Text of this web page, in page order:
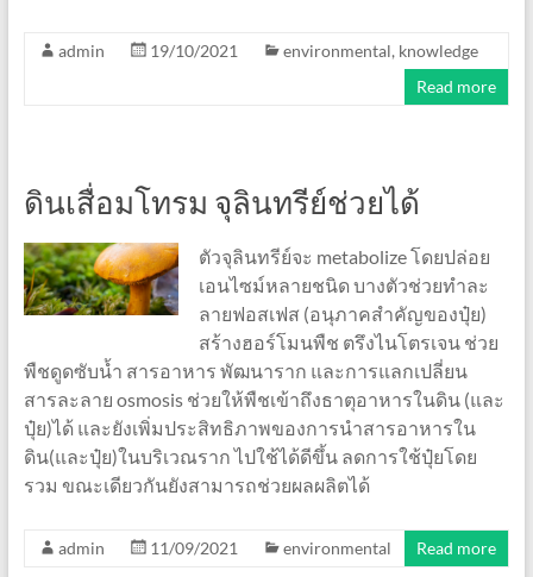
admin 19/10/2021 environmental, knowledge
Read more
ดินเสื่อมโทรม จุลินทรีย์ช่วยได้
ตัวจุลินทรีย์จะ metabolize โดยปล่อย
เอนไซม์หลายชนิด บางตัวช่วยทำละ
ลายฟอสเฟส (อนุภาคสำคัญของปุ๋ย)
สร้างฮอร์โมนพืช ตรึงไนโตรเจน ช่วย
พืชดูดซับน้ำ สารอาหาร พัฒนาราก และการแลกเปลี่ยน
สารละลาย osmosis ช่วยให้พืชเข้าถึงธาตุอาหารในดิน (และ
ปุ๋ย)ได้ และยังเพิ่มประสิทธิภาพของการนำสารอาหารใน
ดิน(และปุ๋ย)ในบริเวณราก ไปใช้ได้ดีขึ้น ลดการใช้ปุ๋ยโดย
รวม ขณะเดียวกันยังสามารถช่วยผลผลิตได้
admin 11/09/2021 environmental Read more